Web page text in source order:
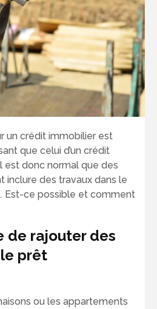
un crédit immobilier est
que celui d’un crédit
est donc normal que des
inclure des travaux dans le
Est-ce possible et comment
de rajouter des
prêt
ou les appartements